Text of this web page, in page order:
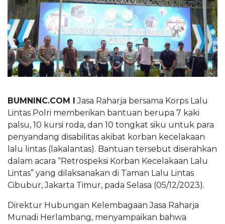
BUMNINC.COM I
Jasa Raharja bersama Korps Lalu
Lintas Polri memberikan bantuan berupa 7 kaki
palsu, 10 kursi roda, dan 10 tongkat siku untuk para
penyandang disabilitas akibat korban kecelakaan
lalu lintas (lakalantas). Bantuan tersebut diserahkan
dalam acara “Retrospeksi Korban Kecelakaan Lalu
Lintas” yang dilaksanakan di Taman Lalu Lintas
Cibubur, Jakarta Timur, pada Selasa (05/12/2023).
Direktur Hubungan Kelembagaan Jasa Raharja
Munadi Herlambang, menyampaikan bahwa
BUMNINC Tube
#CEOMind